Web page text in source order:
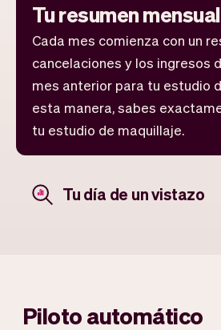
Tu resumen mensual
Cada mes comienza con un
cancelaciones y los ingresos
mes anterior para tu estudio
esta manera, sabes
tu estudio de maquillaje.
Tu día de un vistazo
Piloto automático